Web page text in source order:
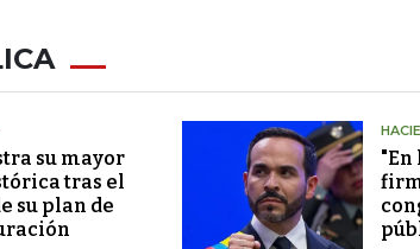
su mayor
tras el
su plan de
"En